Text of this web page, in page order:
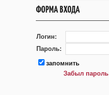
ФОРМА ВХОДА
Логин:
Пароль:
запомнить
Забыл пароль